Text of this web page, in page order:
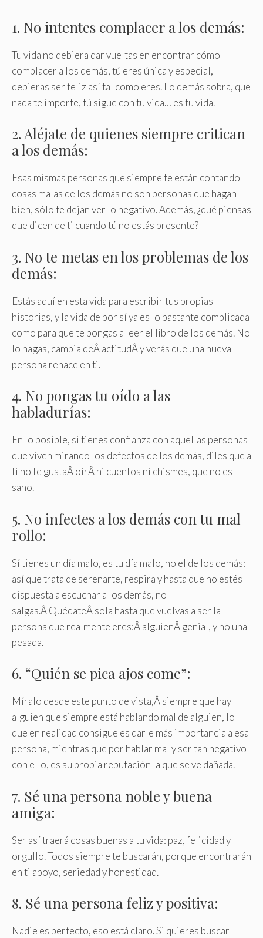
1. No intentes complacer a los demás:
Tu vida no debiera dar vueltas en encontrar cómo
complacer a los demás, tú eres única y especial,
debieras ser feliz así tal como eres. Lo demás sobra, que
nada te importe, tú sigue con tu vida… es tu vida.
2. Aléjate de quienes siempre critican
a los demás:
Esas mismas personas que siempre te están contando
cosas malas de los demás no son personas que hagan
bien, sólo te dejan ver lo negativo. Además, ¿qué piensas
que dicen de ti cuando tú no estás presente?
3. No te metas en los problemas de los
demás:
Estás aquí en esta vida para escribir tus propias
historias, y la vida de por sí ya es lo bastante complicada
como para que te pongas a leer el libro de los demás. No
lo hagas, cambia deÂ actitudÂ y verás que una nueva
persona renace en ti.
4. No pongas tu oído a las
habladurías:
En lo posible, si tienes confianza con aquellas personas
que viven mirando los defectos de los demás, diles que a
ti no te gustaÂ oírÂ ni cuentos ni chismes, que no es
sano.
5. No infectes a los demás con tu mal
rollo:
Sí tienes un día malo, es tu día malo, no el de los demás:
así que trata de serenarte, respira y hasta que no estés
dispuesta a escuchar a los demás, no
salgas.Â QuédateÂ sola hasta que vuelvas a ser la
persona que realmente eres:Â alguienÂ genial, y no una
pesada.
6. “Quién se pica ajos come”:
Míralo desde este punto de vista,Â siempre que hay
alguien que siempre está hablando mal de alguien, lo
que en realidad consigue es darle más importancia a esa
persona, mientras que por hablar mal y ser tan negativo
con ello, es su propia reputación la que se ve dañada.
7. Sé una persona noble y buena
amiga:
Ser así traerá cosas buenas a tu vida: paz, felicidad y
orgullo. Todos siempre te buscarán, porque encontrarán
en ti apoyo, seriedad y honestidad.
8. Sé una persona feliz y positiva:
Nadie es perfecto, eso está claro. Si quieres buscar